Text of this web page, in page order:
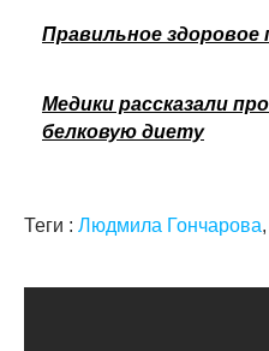
Правильное здоровое
Медики рассказали
белковую диету
Теги : Людмила Гончарова,